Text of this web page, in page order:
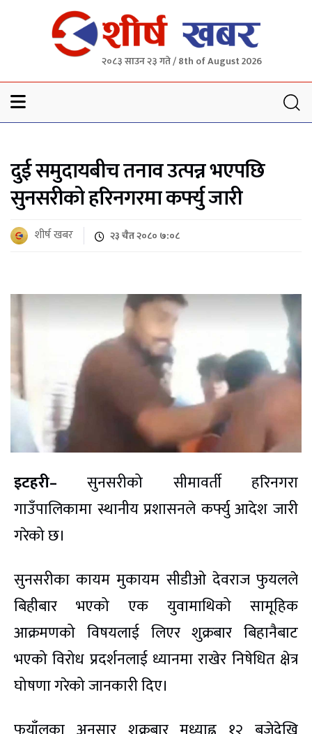
२०८३ साउन २३ गते / 8th of August 2026
दुई समुदायबीच तनाव उत्पन्न भएपछि
सुनसरीको हरिनगरमा कर्फ्यु जारी
शीर्ष खबर २३ चैत २०८० ७:०८
इटहरी– सुनसरीको सीमावर्ती हरिनगरा
गाउँपालिकामा स्थानीय प्रशासनले कर्फ्यु आदेश जारी
गरेको छ।
सुनसरीका कायम मुकायम सीडीओ देवराज फुयलले
बिहीबार भएको एक युवामाथिको सामूहिक
आक्रमणको विषयलाई लिएर शुक्रबार बिहानैबाट
भएको विरोध प्रदर्शनलाई ध्यानमा राखेर निषेधित क्षेत्र
घोषणा गरेको जानकारी दिए।